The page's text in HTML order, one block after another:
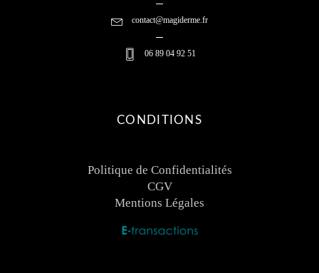
contact@magiderme.fr
06 89 04 92 51
CONDITIONS
Politique de Confidentialités
CGV
Mentions Légales